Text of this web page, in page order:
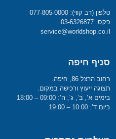
טלפון (רב קווי): 077-805-0000
פקס: 03-6326877
service@worldshop.co.il
סניף חיפה
רחוב הרצל 86, חיפה.
תצוגה ייעוץ ורכישה במקום.
בימים א’, ב’, ג’, ה’: 09:00 – 18:00
ביום ד’: 10:00 – 19:00